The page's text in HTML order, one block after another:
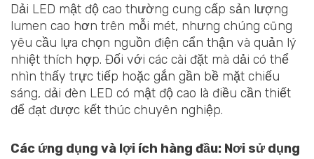
Dải LED mật độ cao thường cung cấp sản lượng
lumen cao hơn trên mỗi mét, nhưng chúng cũng
yêu cầu lựa chọn nguồn điện cẩn thận và quản lý
nhiệt thích hợp. Đối với các cài đặt mà dải có thể
nhìn thấy trực tiếp hoặc gắn gần bề mặt chiếu
sáng, dải đèn LED có mật độ cao là điều cần thiết
để đạt được kết thúc chuyên nghiệp.
Các ứng dụng và lợi ích hàng đầu: Nơi sử dụng